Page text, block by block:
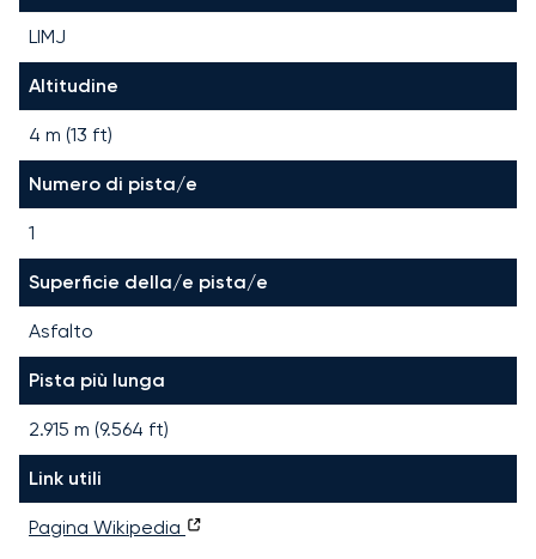
LIMJ
Altitudine
4 m (13 ft)
Numero di pista/e
1
Superficie della/e pista/e
Asfalto
Pista più lunga
2.915 m (9.564 ft)
Link utili
Pagina Wikipedia